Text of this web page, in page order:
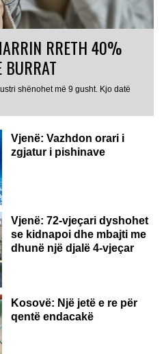
RRETH 40%
BURRAT
shënohet më 9 gusht. Kjo datë
Vjenë: Vazhdon orari i
zgjatur i pishinave
Vjenë: 72-vjeçari dyshohet
se kidnapoi dhe mbajti me
dhunë një djalë 4-vjeçar
Kosovë: Një jetë e re për
qentë endacakë